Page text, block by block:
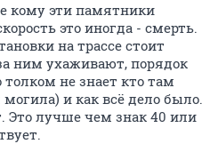
кому эти памятники
это иногда - смерть.
на трассе стоит
ним ухаживают, порядок
не знает кто там
могила) и как всё дело было.
Это лучше чем знак 40 или